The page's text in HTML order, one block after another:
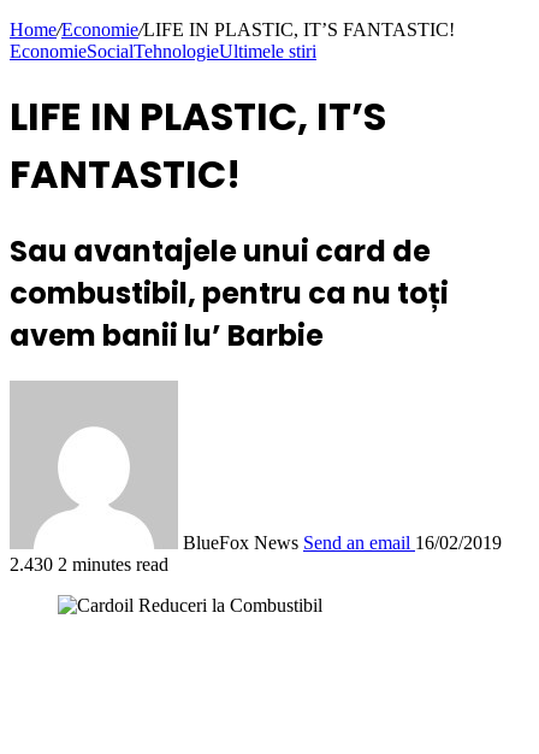
Home/Economie/LIFE IN PLASTIC, IT’S FANTASTIC!
EconomieSocialTehnologieUltimele stiri
LIFE IN PLASTIC, IT’S
FANTASTIC!
Sau avantajele unui card de
combustibil, pentru ca nu toți
avem banii lu’ Barbie
BlueFox News Send an email 16/02/2019
2.430 2 minutes read